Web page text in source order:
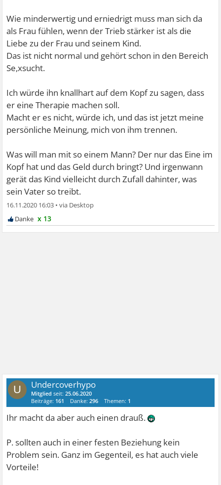
Wie minderwertig und erniedrigt muss man sich da
als Frau fühlen, wenn der Trieb stärker ist als die
Liebe zu der Frau und seinem Kind.
Das ist nicht normal und gehört schon in den Bereich
Se,xsucht.
Ich würde ihn knallhart auf dem Kopf zu sagen, dass
er eine Therapie machen soll.
Macht er es nicht, würde ich, und das ist jetzt meine
persönliche Meinung, mich von ihm trennen.
Was will man mit so einem Mann? Der nur das Eine im
Kopf hat und das Geld durch bringt? Und irgenwann
gerät das Kind vielleicht durch Zufall dahinter, was
sein Vater so treibt.
16.11.2020 16:03 •
x 13
U Undercoverhypo
Mitglied seit:25.06.2020
Beiträge: 161 Danke:296 Themen: 1
Ihr macht da aber auch einen drauß.
P. sollten auch in einer festen Beziehung kein
Problem sein. Ganz im Gegenteil, es hat auch viele
Vorteile!